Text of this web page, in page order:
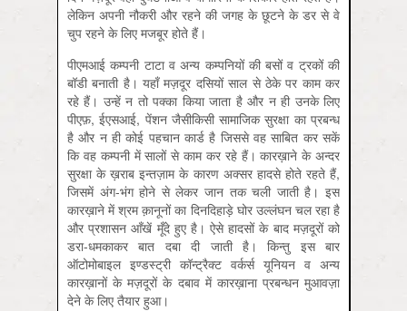
लेकिन अपनी नौकरी और रहने की जगह के छूटने के डर से वे
चुप रहने के लिए मजबूर होते हैं।
पीएमआई कम्पनी टाटा व अन्य कम्पनियों की बसों व ट्रकों की
बॉडी बनाती है। यहाँ मज़दूर दसियों साल से ठेके पर काम कर
रहे हैं। उन्हें न तो पक्का किया जाता है और न ही उनके लिए
पीएफ़, ईएसआई, पेंशन जैसीकिसी सामाजिक सुरक्षा का प्रबन्ध
है और न ही कोई पहचान कार्ड है जिससे वह साबित कर सकें
कि वह कम्पनी में सालों से काम कर रहे हैं। कारख़ाने के अन्दर
सुरक्षा के ख़राब इन्तज़ाम के कारण अक्सर हादसे होते रहते हैं,
जिसमें अंग-भंग होने से लेकर जान तक चली जाती है। इस
कारख़ाने में श्रम क़ानूनों का दिनदिहाड़े घोर उल्लंघन चल रहा है
और प्रशासन आँखें मूँदे हुए है। ऐसे हादसों के बाद मज़दूरों को
डरा-धमकाकर बात दबा दी जाती है। किन्तु इस बार
ऑटोमोबाइल इण्डस्ट्री कॉन्ट्रैक्ट वर्कर्स यूनियन व अन्य
कारख़ानों के मज़दूरों के दबाव में कारख़ाना प्रबन्धन मुआवज़ा
देने के लिए तैयार हुआ।